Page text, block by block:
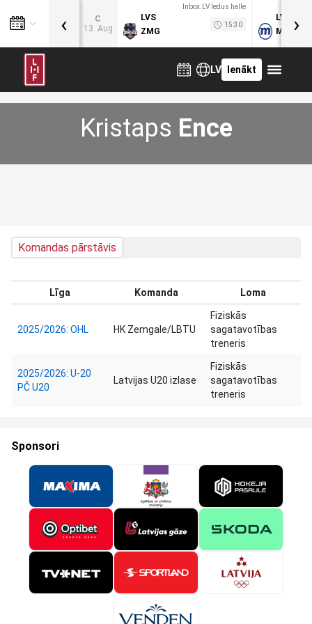
C
13. Aug
Inbox.LV ledus halle
LVS
ZMG
15:30
LVB
MOG
‹ ›
LV Ienākt
Kristaps Ence
Komandas pārstāvis
Līga Komanda Loma
2025/2026: OHL HK Zemgale/LBTU
Fiziskās
sagatavotības
treneris
2025/2026: U-20
PČ U20
Latvijas U20 izlase
Fiziskās
sagatavotības
treneris
Sponsori